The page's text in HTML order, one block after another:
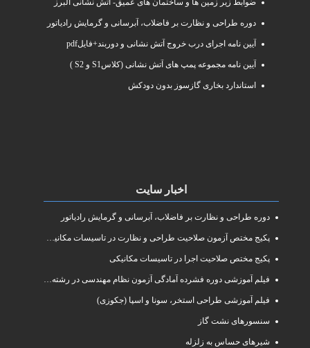
ضوابط زیر زمین ها و ساختمان های عمیق- آتش نشانی البرز
دوره طراحی و نظارت بر فاضلاب، آبرسانی و گرمایش رادیاتور
آیین نامه اجرای درب خروج آتش نشانی و دوربند+فایلpdf
آیین نامه مجموعه پمپ های آتش نشانی (کلاسS1 و S2 )
استاندارد بخاری گازسوز بدون دودکش
اخبار سایت
دوره طراحی و نظارت بر فاضلاب، آبرسانی و گرمایش رادیاتور
پکیج مختص آزمون صلاحیت طراحی و نظارت در تاسیسات مکانیکی
پکیج مختص صلاحیت اجرا در تاسیسات مکانیکی
فیلم آموزشی دوره فشرده آمادگی آزمون نظام مهندسی در رشته طراحی و نظارت تاسیسات مکانیکی ساختمان
فیلم آموزشی طراحی استخر، سونا و اسپا (جکوزی)
سنسورهای نشت گاز
شیرهای حساس به زلزله